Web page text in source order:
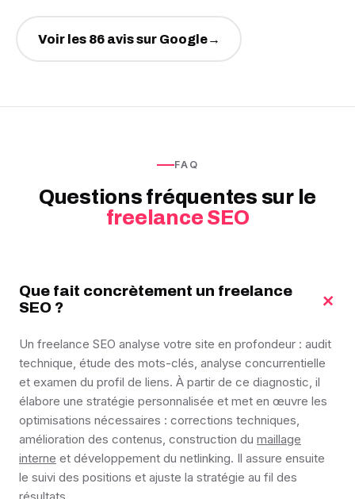
Voir les 86 avis sur Google→
FAQ
Questions fréquentes sur le
freelance SEO
Que fait concrètement un freelance
SEO ?
+
Un freelance SEO analyse votre site en profondeur : audit
technique, étude des mots-clés, analyse concurrentielle
et examen du profil de liens. À partir de ce diagnostic, il
élabore une stratégie personnalisée et met en œuvre les
optimisations nécessaires : corrections techniques,
amélioration des contenus, construction du maillage
interne et développement du netlinking. Il assure ensuite
le suivi des positions et ajuste la stratégie au fil des